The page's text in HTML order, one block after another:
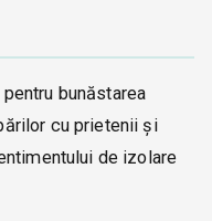
bunăstarea
cu prietenii și
de izolare